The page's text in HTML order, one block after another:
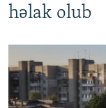
həlak olub